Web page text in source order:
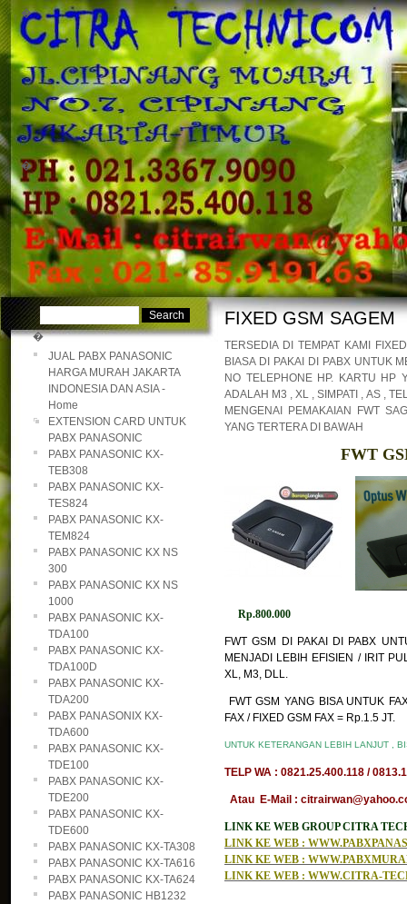
�
�
�
JUAL PABX PANASONIC
HARGA MURAH JAKARTA
INDONESIA DAN ASIA -
Home
EXTENSION CARD UNTUK
PABX PANASONIC
PABX PANASONIC KX-
TEB308
PABX PANASONIC KX-
TES824
PABX PANASONIC KX-
TEM824
PABX PANASONIC KX NS
300
PABX PANASONIC KX NS
1000
PABX PANASONIC KX-
TDA100
PABX PANASONIC KX-
TDA100D
PABX PANASONIC KX-
TDA200
PABX PANASONIX KX-
TDA600
PABX PANASONIC KX-
TDE100
PABX PANASONIC KX-
TDE200
PABX PANASONIC KX-
TDE600
PABX PANASONIC KX-TA308
PABX PANASONIC KX-TA616
PABX PANASONIC KX-TA624
PABX PANASONIC HB1232
FIXED GSM SAGEM
TERSEDIA DI TEMPAT KAMI
BIASA DI PAKAI DI PABX UNTUK
NO TELEPHONE HP. KARTU HP
ADALAH M3 , XL , SIMPATI , AS ,
MENGENAI PEMAKAIAN FWT
YANG TERTERA DI BAWAH
FWT
Rp.800.000
FWT GSM DI PAKAI DI PABX
MENJADI LEBIH EFISIEN / IRIT
XL, M3, DLL.
FWT GSM YANG BISA UNTUK
FAX / FIXED GSM FAX = Rp.1.5 JT.
UNTUK KETERANGAN LEBIH LANJUT ,
TELP WA : 0821.25.400.118 /
Atau E-Mail :
LINK KE WEB GROUP CITRA
LINK KE WEB :
LINK KE WEB :
LINK KE WEB : WWW.CITRA-